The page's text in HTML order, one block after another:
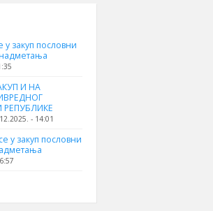
у закуп пословни
И НА
- 14:01
у закуп пословни